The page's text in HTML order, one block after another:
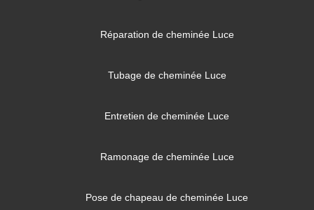
Réparation de cheminée Luce
Tubage de cheminée Luce
Entretien de cheminée Luce
Ramonage de cheminée Luce
Pose de chapeau de cheminée Luce